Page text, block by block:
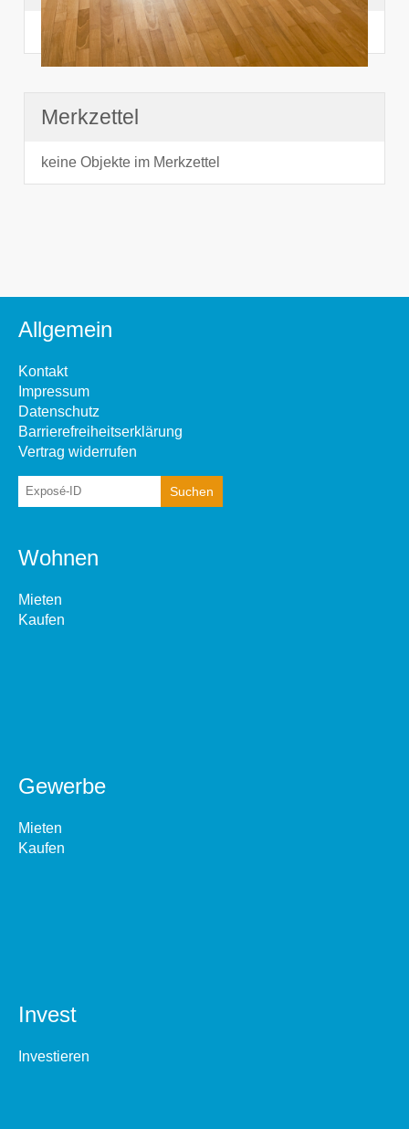
noch nichts angesehen
Merkzettel
keine Objekte im Merkzettel
Allgemein
Kontakt
Impressum
Datenschutz
Barrierefreiheitserklärung
Vertrag widerrufen
Wohnen
Mieten
Kaufen
Gewerbe
Mieten
Kaufen
Invest
Investieren